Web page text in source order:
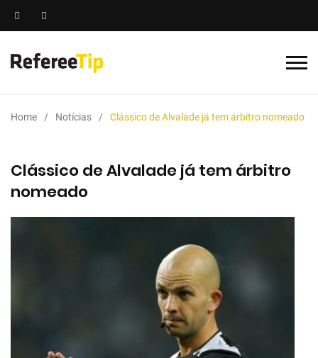
Home Notícias Clássico de Alvalade já tem árbitro nomeado
Clássico de Alvalade já tem árbitro
nomeado